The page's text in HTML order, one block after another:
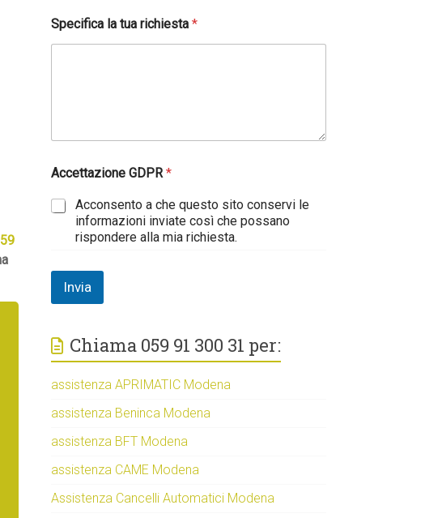
Specifica la tua richiesta*
c
z
o
R
e
a
p
t
C
g
Accettazione GDPR*
Acconsento a che questo sito conservi le
informazioni inviate così che possano
rispondere alla mia richiesta.
Invia
Chiama 059 91 300 31 per:
assistenza APRIMATIC Modena
assistenza Beninca Modena
assistenza BFT Modena
assistenza CAME Modena
Assistenza Cancelli Automatici Modena